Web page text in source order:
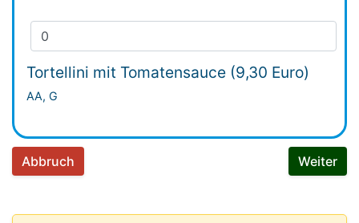
Tortellini mit Tomatensauce (9,30 Euro)
AA, G
Abbruch Weiter